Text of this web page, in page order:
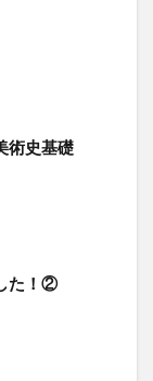
術史基礎
た！②